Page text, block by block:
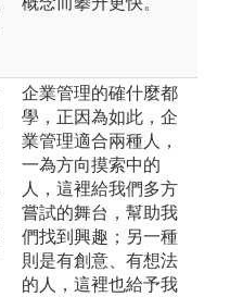
企業管理的確什麼都
學，正因為如此，企
業管理適合兩種人，
一為方向摸索中的
人，這裡給我們多方
嘗試的舞台，幫助我
們找到興趣；另一種
則是有創意、有想法
的人，這裡也給予我